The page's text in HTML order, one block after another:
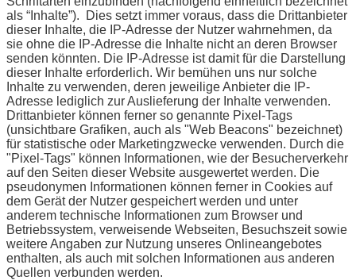
als “Inhalte”). Dies setzt immer voraus, dass die Drittanbieter
dieser Inhalte, die IP-Adresse der Nutzer wahrnehmen, da
sie ohne die IP-Adresse die Inhalte nicht an deren Browser
senden könnten. Die IP-Adresse ist damit für die Darstellung
dieser Inhalte erforderlich. Wir bemühen uns nur solche
Inhalte zu verwenden, deren jeweilige Anbieter die IP-
Adresse lediglich zur Auslieferung der Inhalte verwenden.
Drittanbieter können ferner so genannte Pixel-Tags
(unsichtbare Grafiken, auch als "Web Beacons" bezeichnet)
für statistische oder Marketingzwecke verwenden. Durch die
"Pixel-Tags" können Informationen, wie der Besucherverkehr
auf den Seiten dieser Website ausgewertet werden. Die
pseudonymen Informationen können ferner in Cookies auf
dem Gerät der Nutzer gespeichert werden und unter
anderem technische Informationen zum Browser und
Betriebssystem, verweisende Webseiten, Besuchszeit sowie
weitere Angaben zur Nutzung unseres Onlineangebotes
enthalten, als auch mit solchen Informationen aus anderen
Quellen verbunden werden.